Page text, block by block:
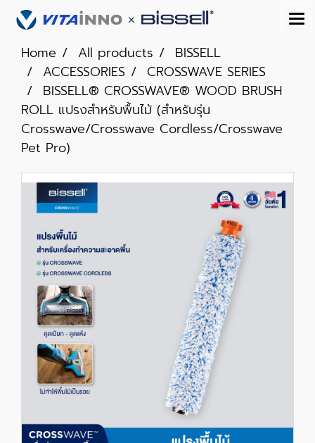
Home All products
BISSELL
ACCESSORIES
CROSSWAVE SERIES
BISSELL® CROSSWAVE® WOOD BRUSH
ROLL แปรงสำหรับพื้นไม้ (สำหรับรุ่น
Crosswave/Crosswave Cordless/Crosswave
Pet Pro)